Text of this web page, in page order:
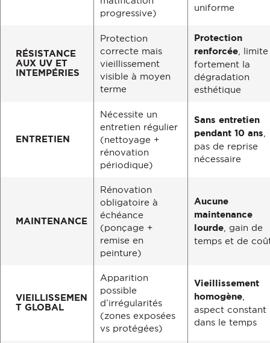
progressive)
uniforme
RÉSISTANCE
AUX UV ET
INTEMPÉRIES
Protection
correcte mais
vieillissement
visible à moyen
terme
Protection
renforcée , limite
fortement la
dégradation
esthétique
ENTRETIEN
Nécessite un
entretien régulier
(nettoyage +
rénovation
périodique)
Sans entretien
pendant 10 ans
pas de reprise
nécessaire
MAINTENANCE
Rénovation
obligatoire à
échéance
(ponçage +
remise en
peinture)
Aucune
maintenance
lourde , gain de
temps et de
VIEILLISSEMEN
T GLOBAL
Apparition
possible
d’irrégularités
(zones exposées
vs protégées)
Vieillissement
homogène
aspect constant
dans le temps